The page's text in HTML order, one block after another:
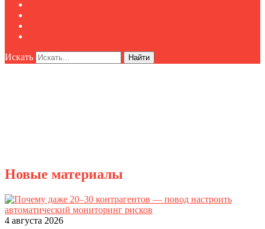
Искать Найти
Новые материалы
4 августа 2026